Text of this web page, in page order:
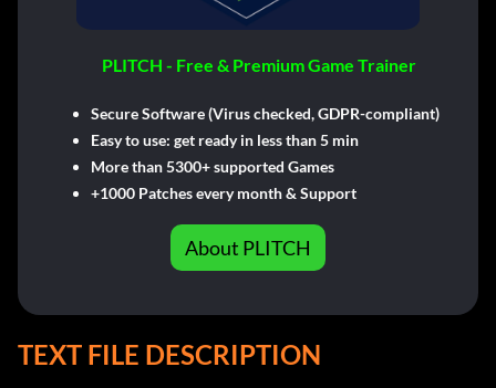
PLITCH - Free & Premium Game Trainer
Secure Software (Virus checked, GDPR-compliant)
Easy to use: get ready in less than 5 min
More than 5300+ supported Games
+1000 Patches every month & Support
About PLITCH
TEXT FILE DESCRIPTION